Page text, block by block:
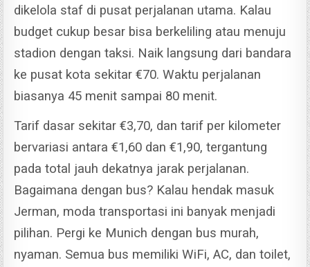
dikelola staf di pusat perjalanan utama. Kalau
budget cukup besar bisa berkeliling atau menuju
stadion dengan taksi. Naik langsung dari bandara
ke pusat kota sekitar €70. Waktu perjalanan
biasanya 45 menit sampai 80 menit.
Tarif dasar sekitar €3,70, dan tarif per kilometer
bervariasi antara €1,60 dan €1,90, tergantung
pada total jauh dekatnya jarak perjalanan.
Bagaimana dengan bus? Kalau hendak masuk
Jerman, moda transportasi ini banyak menjadi
pilihan. Pergi ke Munich dengan bus murah,
nyaman. Semua bus memiliki WiFi, AC, dan toilet,